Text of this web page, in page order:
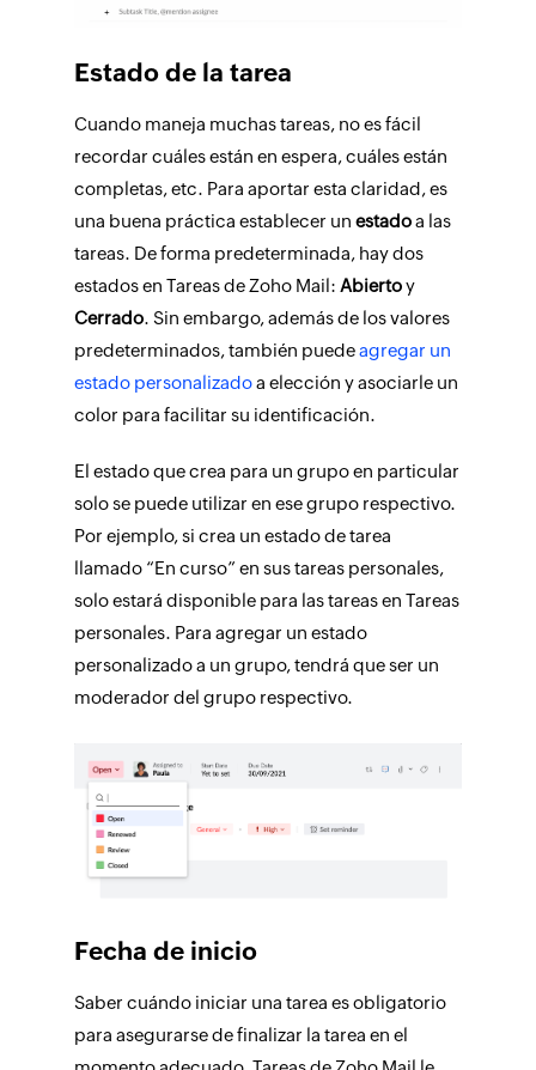
Estado de la tarea
Cuando maneja muchas tareas, no es fácil
recordar cuáles están en espera, cuáles están
completas, etc. Para aportar esta claridad, es
una buena práctica establecer unestadoa las
tareas. De forma predeterminada, hay dos
estados enTareasde Zoho Mail:Abiertoy
Cerrado. Sin embargo, además de los valores
predeterminados, también puedeagregar un
estado personalizadoa elección y asociarle un
color para facilitar su identificación.
El estado que crea para un grupo en particular
solo se puede utilizar en ese grupo respectivo.
Por ejemplo, si crea un estado de tarea
llamado “En curso” en sus tareas personales,
solo estará disponible para las tareas enTareas
personales. Para agregar un estado
personalizado a un grupo, tendrá que ser un
moderador del grupo respectivo.
Fecha de inicio
Saber cuándo iniciar una tarea es obligatorio
para asegurarse de finalizar la tarea en el